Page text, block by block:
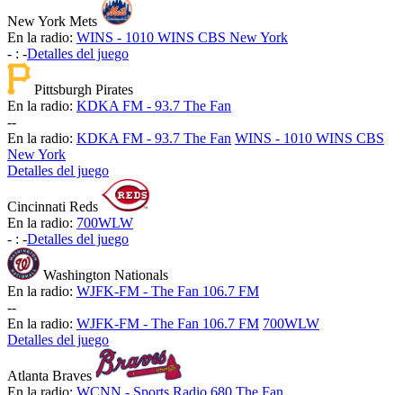
New York Mets
En la radio: WINS - 1010 WINS CBS New York
- : -Detalles del juego
Pittsburgh Pirates
En la radio: KDKA FM - 93.7 The Fan
--
En la radio: KDKA FM - 93.7 The Fan WINS - 1010 WINS CBS
New York
Detalles del juego
Cincinnati Reds
En la radio: 700WLW
- : -Detalles del juego
Washington Nationals
En la radio: WJFK-FM - The Fan 106.7 FM
--
En la radio: WJFK-FM - The Fan 106.7 FM 700WLW
Detalles del juego
Atlanta Braves